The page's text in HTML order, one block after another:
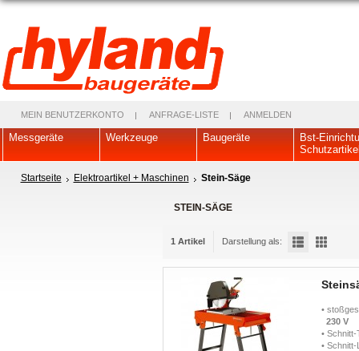
MEIN BENUTZERKONTO ANFRAGE-LISTE ANMELDEN
Messgeräte Werkzeuge Baugeräte
Bst-
Startseite Elektroartikel + Maschinen Stein-Säge
STEIN-SÄGE
1 Artikel Darstellung als:
•
230 V
•
•